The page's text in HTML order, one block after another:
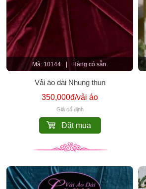
Mã: 10144 Hàng có sẵn.
Vải áo dài Nhung thun
350,000đ/vải áo
Giá cố định
Đặt mua